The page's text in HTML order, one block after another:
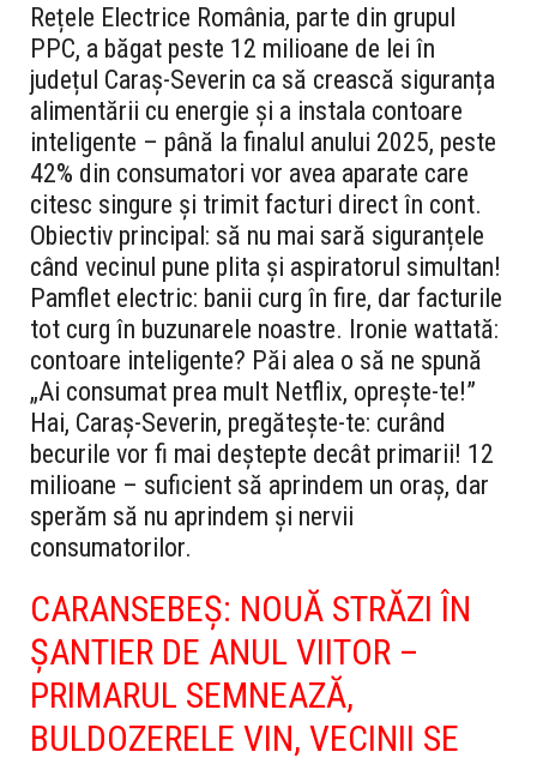
Rețele Electrice România, parte din grupul
PPC, a băgat peste 12 milioane de lei în
județul Caraș-Severin ca să crească siguranța
alimentării cu energie și a instala contoare
inteligente – până la finalul anului 2025, peste
42% din consumatori vor avea aparate care
citesc singure și trimit facturi direct în cont.
Obiectiv principal: să nu mai sară siguranțele
când vecinul pune plita și aspiratorul simultan!
Pamflet electric: banii curg în fire, dar facturile
tot curg în buzunarele noastre. Ironie wattată:
contoare inteligente? Păi alea o să ne spună
„Ai consumat prea mult Netflix, oprește-te!”
Hai, Caraș-Severin, pregătește-te: curând
becurile vor fi mai deștepte decât primarii! 12
milioane – suficient să aprindem un oraș, dar
sperăm să nu aprindem și nervii
consumatorilor.
CARANSEBEȘ: NOUĂ STRĂZI ÎN
ȘANTIER DE ANUL VIITOR –
PRIMARUL SEMNEAZĂ,
BULDOZERELE VIN, VECINII SE